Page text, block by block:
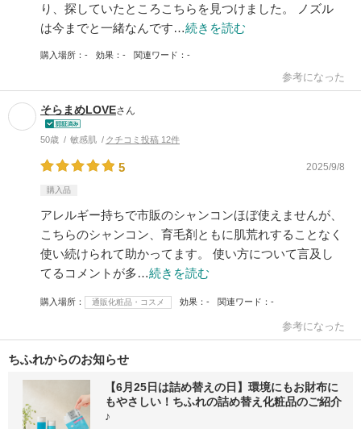
り、探していたところこちらを見つけました。 ノズル
は今までと一緒なんです…続きを読む
購入場所 - 効果 - 関連ワード -
参考になった
そらまめLOVEさん
50歳 敏感肌 クチコミ投稿 12件
5 2025/9/8
購入品
アレルギー持ちで市販のシャンコンほぼ使えませんが、
こちらのシャンコン、育毛剤ともに肌荒れすることなく
使い続けられて助かってます。 使い方について言及し
てるコメントが多…続きを読む
購入場所 通販化粧品・コスメ 効果 - 関連ワード -
参考になった
ちふれからのお知らせ
【6月25日は詰め替えの日】環境にもお財布に
もやさしい！ちふれの詰め替え化粧品のご紹介
♪